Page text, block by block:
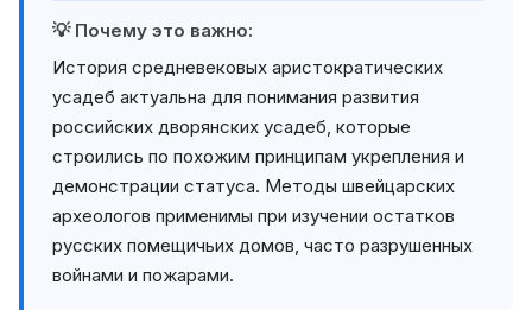
💡 Почему это важно:
История средневековых аристократических
усадеб актуальна для понимания развития
российских дворянских усадеб, которые
строились по похожим принципам укрепления и
демонстрации статуса. Методы швейцарских
археологов применимы при изучении остатков
русских помещичьих домов, часто разрушенных
войнами и пожарами.